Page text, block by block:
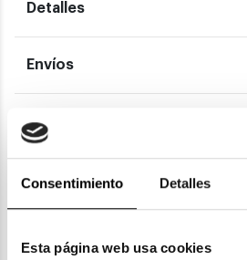
Consentimiento Detalles
Esta página web usa cookies
Detalles
Envíos
Devoluciones
Garantías